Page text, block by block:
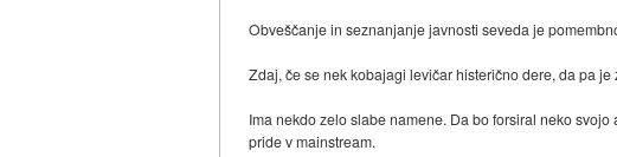
Obveščanje in seznanjanje javnosti seveda je
Zdaj, če se nek kobajagi levičar histerično dere, da pa
Ima nekdo zelo slabe namene. Da bo forsiral neko
pride v mainstream.